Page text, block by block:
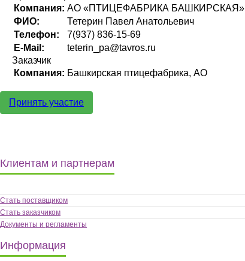
Компания: АО «ПТИЦЕФАБРИКА БАШКИРСКАЯ»
ФИО:
Тетерин Павел Анатольевич
Телефон:
7(937) 836-15-69
E-Mail:
teterin_pa@tavros.ru
Заказчик
Компания: Башкирская птицефабрика, АО
Принять участие
Клиентам и партнерам
Стать поставщиком
Стать заказчиком
Документы и регламенты
Информация